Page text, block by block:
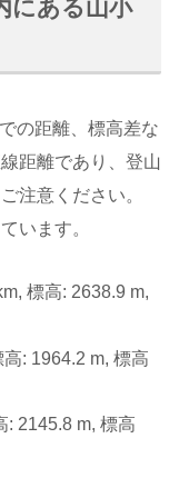
にある山小
の距離、標高差な
距離であり、登山
注意ください。
います。
標高: 2638.9 m,
: 1964.2 m, 標高
: 2145.8 m, 標高